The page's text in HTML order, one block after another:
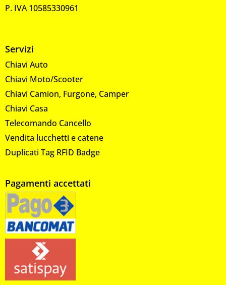
P. IVA 10585330961
Servizi
Chiavi Auto
Chiavi Moto/Scooter
Chiavi Camion, Furgone, Camper
Chiavi Casa
Telecomando Cancello
Vendita lucchetti e catene
Duplicati Tag RFID Badge
Pagamenti accettati